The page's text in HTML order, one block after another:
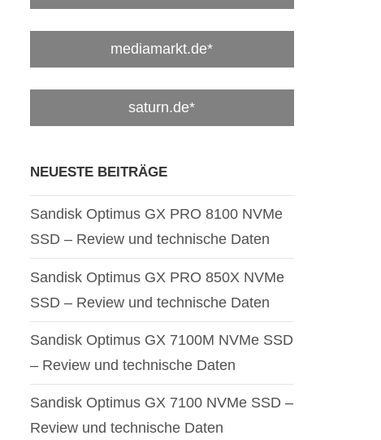
mediamarkt.de*
saturn.de*
NEUESTE BEITRÄGE
Sandisk Optimus GX PRO 8100 NVMe
SSD – Review und technische Daten
Sandisk Optimus GX PRO 850X NVMe
SSD – Review und technische Daten
Sandisk Optimus GX 7100M NVMe SSD
– Review und technische Daten
Sandisk Optimus GX 7100 NVMe SSD –
Review und technische Daten